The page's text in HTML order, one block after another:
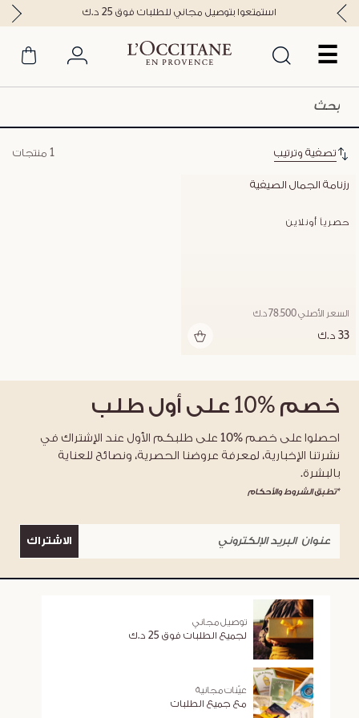
☰
استمتعوا بتوصيل مجاني للطلبات فوق 25 د.ك
تصفية وترتيب 1 منتجات
رزنامة الجمال الصيفية
حصرياً أونلاين
33 د.ك
السعر الأصلي 78.500 د.ك
خصم %10 على أول طلب
احصلوا على خصم %10 على طلبكم الأول عند الإشتراك في
نشرتنا الإخبارية، لمعرفة عروضنا الحصرية، ونصائح للعناية
بالبشرة.
*تطبق الشروط والأحكام
الاشتراك
توصيل مجاني
لجميع الطلبات فوق 25 د.ك
عيّنات مجانية
مع جميع الطلبات